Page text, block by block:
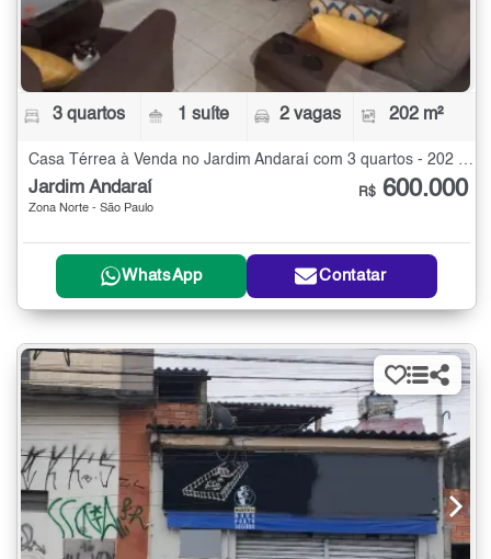
3 quartos 1 suíte 2 vagas 202 m²
Jardim Andaraí
Zona Norte - São Paulo
R$ 600.000
WhatsApp Contatar